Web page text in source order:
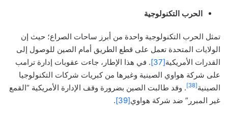
الحرب التكنولوجية
تمثل الحرب التكنولوجية واحدة من أبرز ساحات الصراع؛ حيث إن
الولايات المتحدة تعمل على قطع الطريق أمام الصين للوصول إلى
القدرات الأمريكية[37]
. في هذا الإطار، جاءت عقوبات إدارة ترامب
على شركة هواوي الصينية وغيرها من كبريات شركات التكنولوجيا
الصينية[38]
. وقد طالبت الصين بضرورة وقف الإدارة الأمريكية “القمع
غير المبرر” ضد شركة هواوي[39]
.